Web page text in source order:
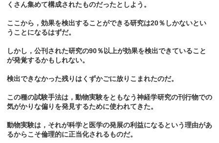
くさん集めて構成されたものだったとしよう。
ここから，効果を検出することができる研究は20％しかないとい
うことになるはずだ。
しかし，公刊された研究の90％以上が効果を検出できていること
が発覚するかもしれない。
検出できなかった残りはくずかごに放りこまれたのだ。
この種の試験手法は，動物実験をともなう神経学研究の刊行物での
気がかりな偏りを発見するために使われてきた。
動物実験は，それが科学と医学の発展の利益になるという理由があ
るからこそ倫理的に正当化されるものだ。